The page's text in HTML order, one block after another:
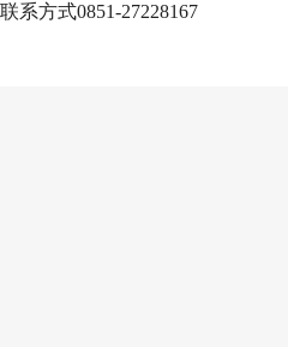
联系方式0851-27228167